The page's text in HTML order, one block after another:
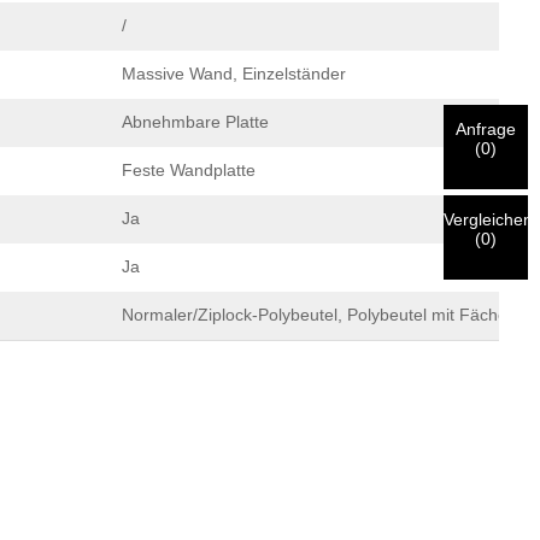
/
Massive Wand, Einzelständer
Abnehmbare Platte
Feste Wandplatte
Ja
Ja
Normaler/Ziplock-Polybeutel, Polybeutel mit Fächern
Anfrage
(0)
Vergleichen
(0)